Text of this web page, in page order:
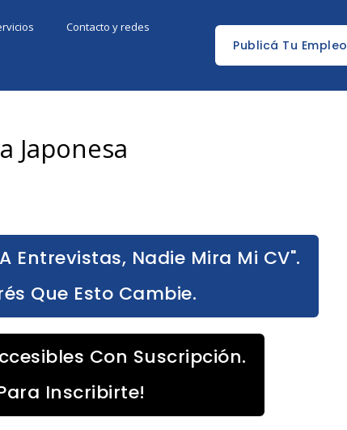
Contacto y redes
Publicá Tu Empleo
Japonesa
Entrevistas, Nadie Mira Mi CV".
Que Esto Cambie.
Con Suscripción.
Inscribirte!